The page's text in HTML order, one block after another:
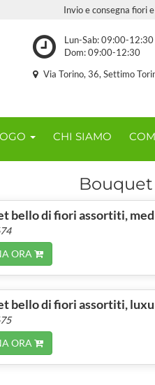
Invio e consegna fiori
Lun-Sab: 09:00-
Dom: 09:00-12:30
Via Torino, 36, Settimo
CHI SIAMO
bello di fiori assortiti,
ORA
bello di fiori assortiti,
ORA